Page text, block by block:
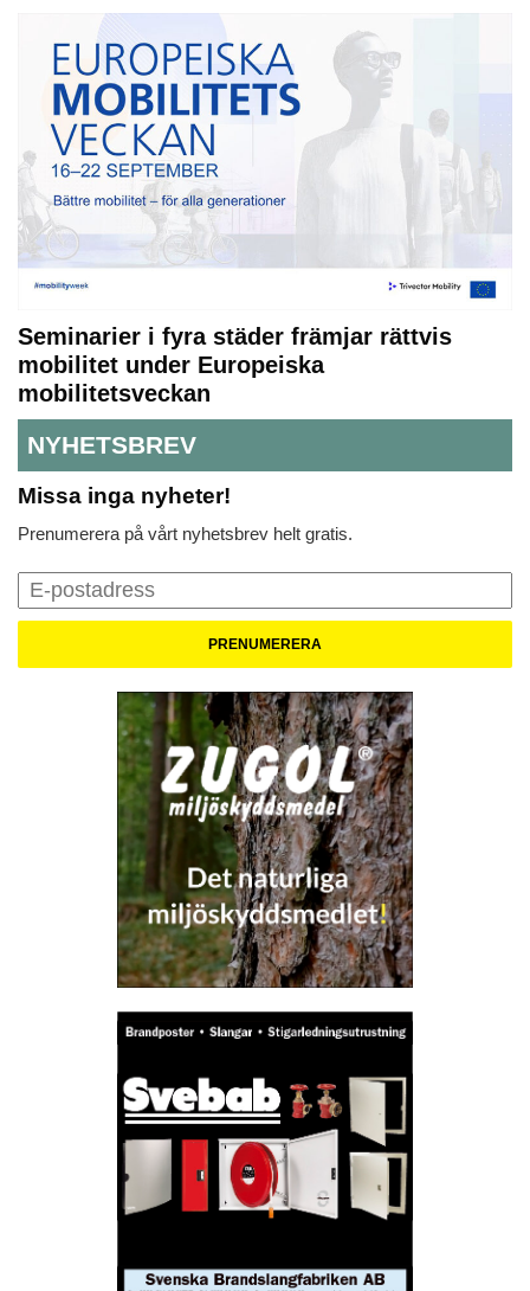
Seminarier i fyra städer främjar rättvis
mobilitet under Europeiska
mobilitetsveckan
NYHETSBREV
Missa inga nyheter!
Prenumerera på vårt nyhetsbrev helt gratis.